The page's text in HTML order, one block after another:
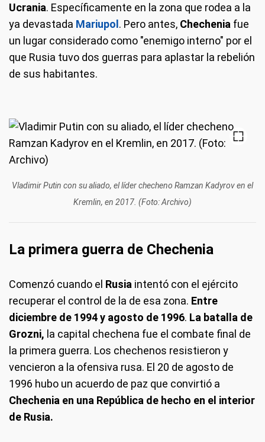
Ucrania. Específicamente en la zona que rodea a la
ya devastada Mariupol. Pero antes, Chechenia fue
un lugar considerado como "enemigo interno" por el
que Rusia tuvo dos guerras para aplastar la rebelión
de sus habitantes.
Vladimir Putin con su aliado, el líder checheno Ramzan Kadyrov en el
Kremlin, en 2017. (Foto: Archivo)
La primera guerra de Chechenia
Comenzó cuando el Rusia intentó con el ejército
recuperar el control de la de esa zona. Entre
diciembre de 1994 y agosto de 1996. La batalla de
Grozni, la capital chechena fue el combate final de
la primera guerra. Los chechenos resistieron y
vencieron a la ofensiva rusa. El 20 de agosto de
1996 hubo un acuerdo de paz que convirtió a
Chechenia en una República de hecho en el interior
de Rusia.